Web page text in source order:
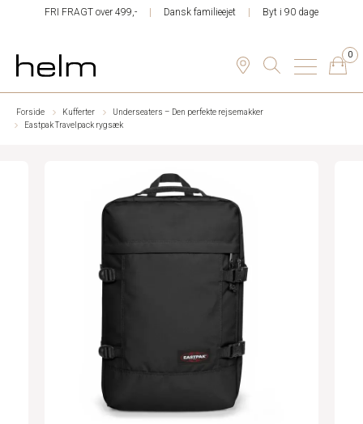
FRI FRAGT over 499,- Dansk familieejet Byt i 90 dage
0
Forside Kufferter
Underseaters – Den perfekte rejsemakker
Eastpak Travelpack rygsæk